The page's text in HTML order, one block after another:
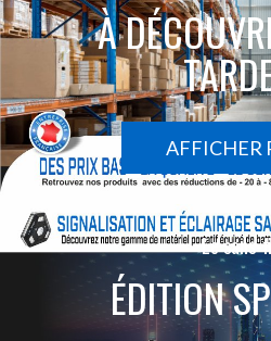
À
AFFICHER
Le sans-
ÉDITION